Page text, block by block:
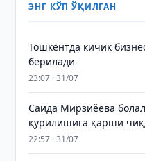
ЭНГ КЎП ЎҚИЛГАН
Тошкентда кичик
берилади
23:07 · 31/07
Саида Мирзиёева
қурилишига қарши
22:57 · 31/07